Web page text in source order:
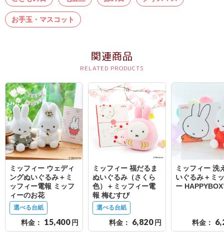
贈
る
お
悔
や
み
に
送
る
電
報-
Tips
お手玉・マスコット
関連商品
ミッフィー ウェディ
ングぬいぐるみ＋ミ
ッフィー電報 ミッフ
ィーのお花
選べる台紙
料金： 15,400 円
ミッフィー 福だるま
ぬいぐるみ（さくら
色）＋ミッフィー電
報 梅むすび
選べる台紙
料金： 6,820 円
ミッフィー 洗
いぐるみ＋ミ
ー
料金：